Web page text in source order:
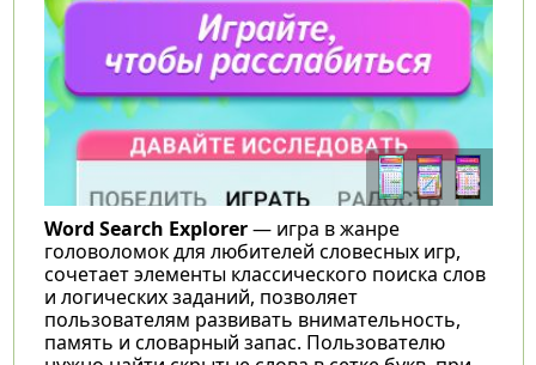
Word Search Explorer— игра в жанре
головоломок для любителей словесных игр,
сочетает элементы классического поиска слов
и логических заданий, позволяет
пользователям развивать внимательность,
память и словарный запас. Пользователю